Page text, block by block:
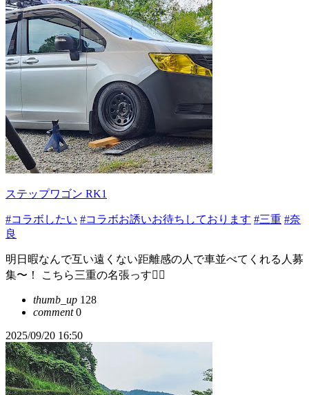
ステップワゴン RK1
#コラボしたい #コラボお誘いお待ちしております #三重 #奈
良
明日暇なんで互い遠くない距離感の人で車並べてくれる人募
集〜！ こちら三重の名張っす✋🏻
thumb_up 128
comment0
2025/09/20 16:50